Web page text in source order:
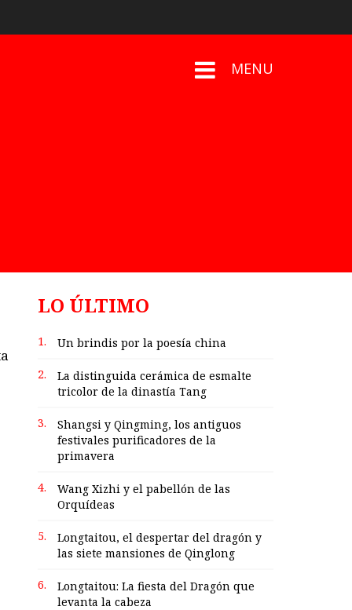
MENU
LO ÚLTIMO
1. Un brindis por la poesía china
2.
La distinguida cerámica de esmalte
tricolor de la dinastía Tang
3.
Shangsi y Qingming, los antiguos
festivales purificadores de la
primavera
4.
Wang Xizhi y el pabellón de las
Orquídeas
5.
Longtaitou, el despertar del dragón y
las siete mansiones de Qinglong
6.
Longtaitou: La fiesta del Dragón que
levanta la cabeza